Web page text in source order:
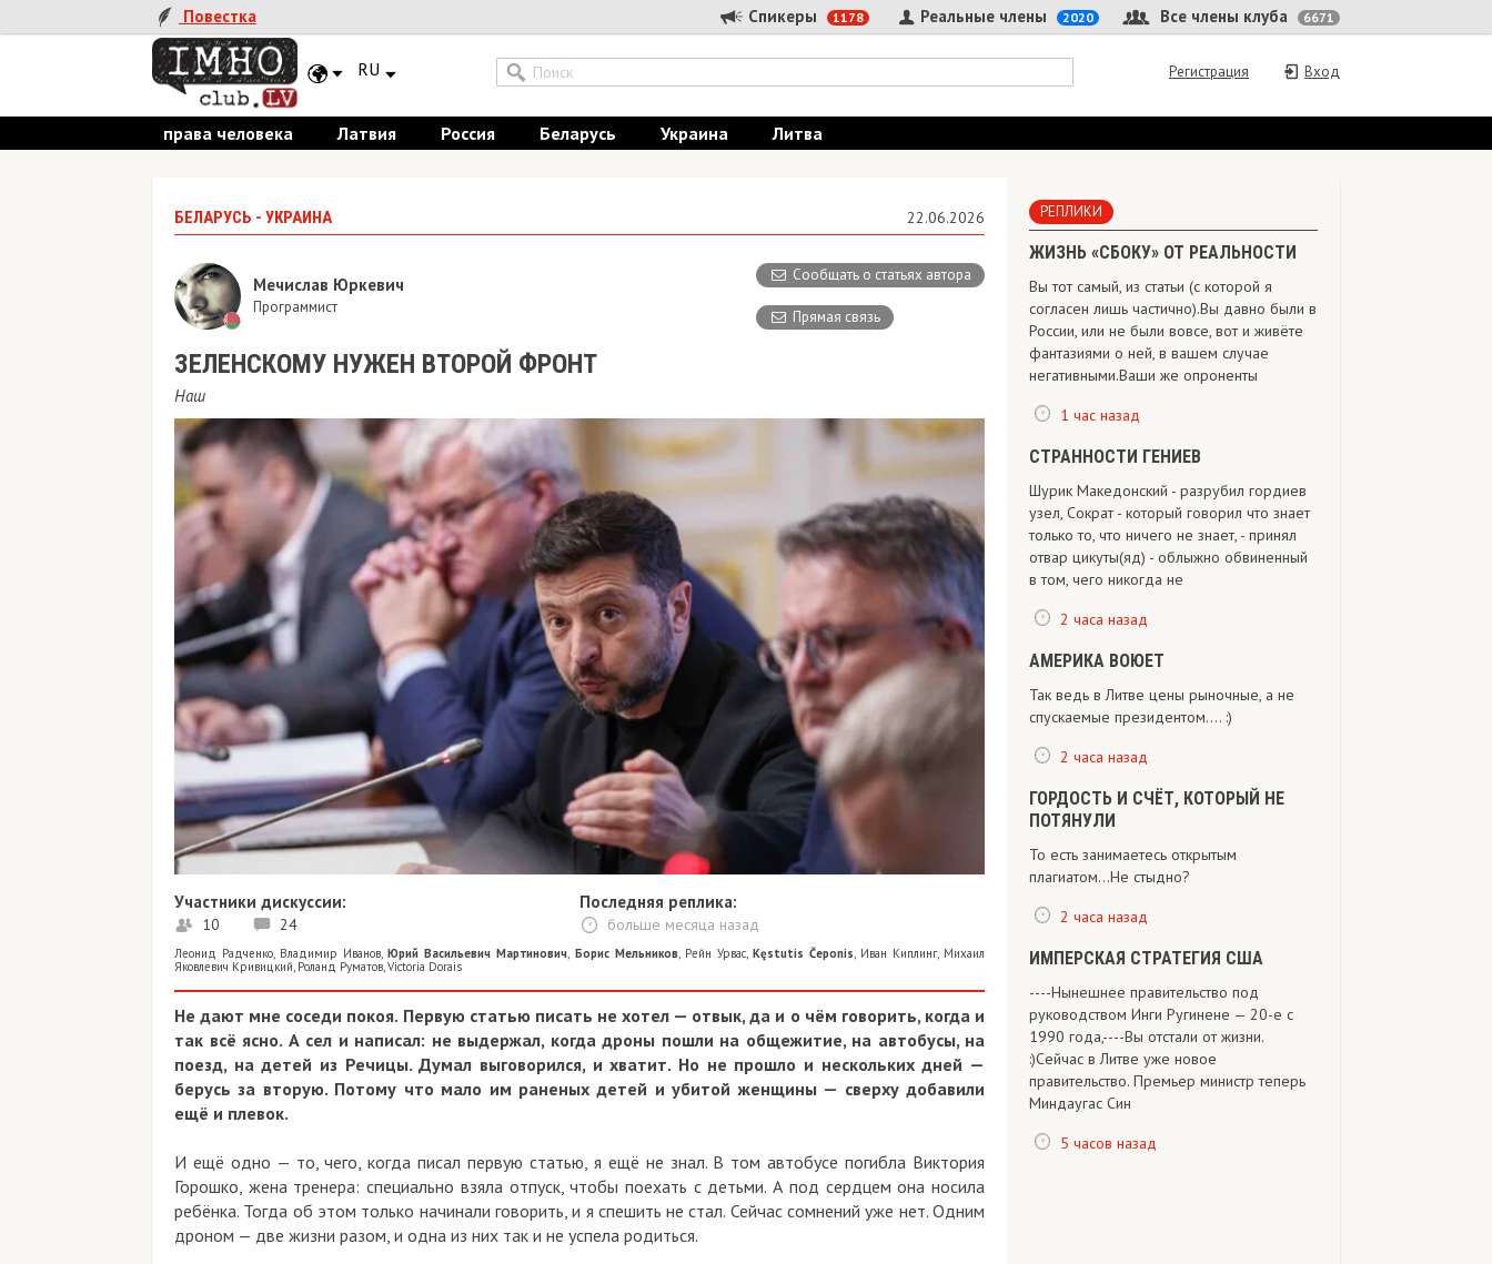
Повестка Спикеры 1178 Все члены клуба 6671
Реальные члены 2020
RU Вход
Регистрация
права человека Латвия Россия Беларусь Украина Литва
БЕЛАРУСЬ - УКРАИНА 22.06.2026
Сообщать о статьях автора
Прямая связь
Мечислав Юркевич
Программист
ЗЕЛЕНСКОМУ НУЖЕН ВТОРОЙ ФРОНТ
Наш
Участники дискуссии:
10 24
Последняя реплика:
больше месяца назад
Леонид Радченко, Владимир Иванов,Юрий Васильевич Мартинович, Борис Мельников, Рейн Урвас, Kęstutis Čeponis, Иван Киплинг, Михаил
Яковлевич Кривицкий, Роланд Руматов,Victoria Dorais
Не дают мне соседи покоя. Первую статью писать не хотел — отвык, да и о чём говорить, когда и
так всё ясно. А сел и написал: не выдержал, когда дроны пошли на общежитие, на автобусы, на
поезд, на детей из Речицы. Думал выговорился, и хватит. Но не прошло и нескольких дней —
берусь за вторую. Потому что мало им раненых детей и убитой женщины — сверху добавили
ещё и плевок.
И ещё одно — то, чего, когда писал первую статью, я ещё не знал. В том автобусе погибла Виктория
Горошко, жена тренера: специально взяла отпуск, чтобы поехать с детьми. А под сердцем она носила
ребёнка. Тогда об этом только начинали говорить, и я спешить не стал. Сейчас сомнений уже нет. Одним
дроном — две жизни разом, и одна из них так и не успела родиться.
РЕПЛИКИ
ЖИЗНЬ «СБОКУ» ОТ РЕАЛЬНОСТИ
Вы тот самый, из статьи (с которой я
согласен лишь частично).Вы давно были в
России, или не были вовсе, вот и живёте
фантазиями о ней, в вашем случае
негативными.Ваши же опроненты
1 час назад
СТРАННОСТИ ГЕНИЕВ
Шурик Македонский - разрубил гордиев
узел, Сократ - который говорил что знает
только то, что ничего не знает, - принял
отвар цикуты(яд) - облыжно обвиненный
в том, чего никогда не
2 часа назад
АМЕРИКА ВОЮЕТ
Так ведь в Литве цены рыночные, а не
спускаемые президентом.... :)
2 часа назад
ГОРДОСТЬ И СЧЁТ, КОТОРЫЙ НЕ
ПОТЯНУЛИ
То есть занимаетесь открытым
плагиатом...Не стыдно?
2 часа назад
ИМПЕРСКАЯ СТРАТЕГИЯ США
----Нынешнее правительство под
руководством Инги Ругинене — 20-е с
1990 года,----Вы отстали от жизни.
:)Сейчас в Литве уже новое
правительство. Премьер министр теперь
Миндаугас Син
5 часов назад